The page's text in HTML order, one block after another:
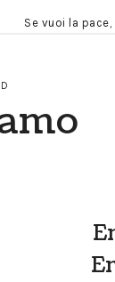
Se vuoi la